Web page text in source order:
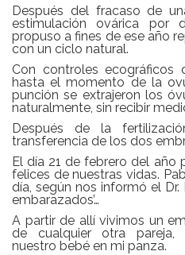
Después del fracaso de
estimulación ovárica por
propuso a fines de ese año
con un ciclo natural.
Con controles ecográficos
hasta el momento de la
punción se extrajeron los
naturalmente, sin recibir
Después de la
transferencia de los dos
El día 21 de febrero del año
felices de nuestras vidas.
día, según nos informó el Dr.
embarazados’…
A partir de allí vivimos un
de cualquier otra pareja,
nuestro bebé en mi panza.